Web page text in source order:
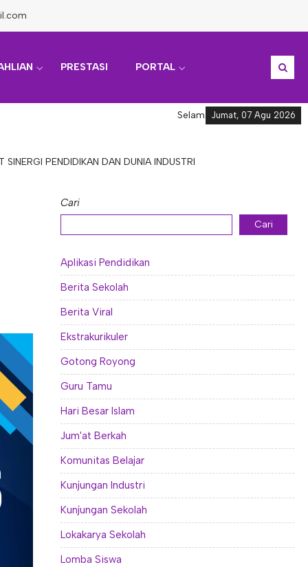
PRESTASI PORTAL
Jumat, 07 Agu 2026
Selamat datang di Informasi
PENDIDIKAN DAN DUNIA INDUSTRI
Cari
Cari
Aplikasi Pendidikan
Berita Sekolah
Berita Viral
Ekstrakurikuler
Gotong Royong
Guru Tamu
Hari Besar Islam
Jum'at Berkah
Komunitas Belajar
Kunjungan Industri
Kunjungan Sekolah
Lokakarya Sekolah
Lomba Siswa